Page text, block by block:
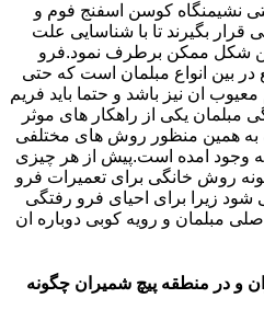
نشیمنگاه کوسن اسفنج فوم و
بگیرند تا با شناسایی علت
شکل ممکن برطرف نمود.فرو
بین انواع مبلمان است که حتی
ان نیز باشد و حتما باید فریم
مبلمان یکی از راهکار های موثر
به همین منظور روش های مختلفی
وجود امده است.پیش از هر چیزی
روش خانگی برای تعمیرات فرو
زیرا برای احیای فرو رفتگی
مبلمان و رویه کوبی دوباره ان
و در منطقه پیچ شمیران چگونه